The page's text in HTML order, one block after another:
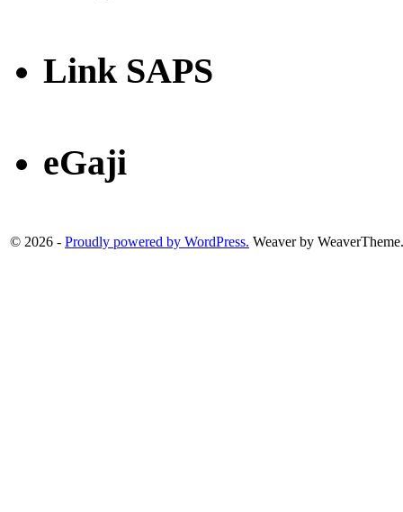
Link SAPS
eGaji
© 2026 - Proudly powered by WordPress. Weaver by